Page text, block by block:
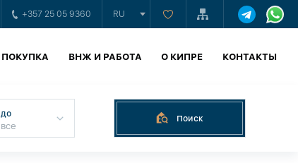
+357 25 05 9360 RU
ПОКУПКА ВНЖ И РАБОТА О КИПРЕ КОНТАКТЫ
до Поиск